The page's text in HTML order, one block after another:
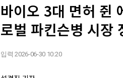
바이오 3대 면허 쥔
로벌 파킨슨병 시장
입력 2026-06-30 10:20